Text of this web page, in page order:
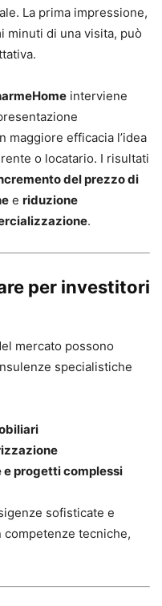
La prima impressione,
minuti di una visita, può
interviene
maggiore efficacia l’idea
o locatario. I risultati
del prezzo di
e riduzione
.
per investitori
mercato possono
specialistiche
e progetti complessi
sofisticate e
tecniche,